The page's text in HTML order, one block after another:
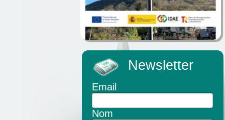
Newsletter
Email
Nom